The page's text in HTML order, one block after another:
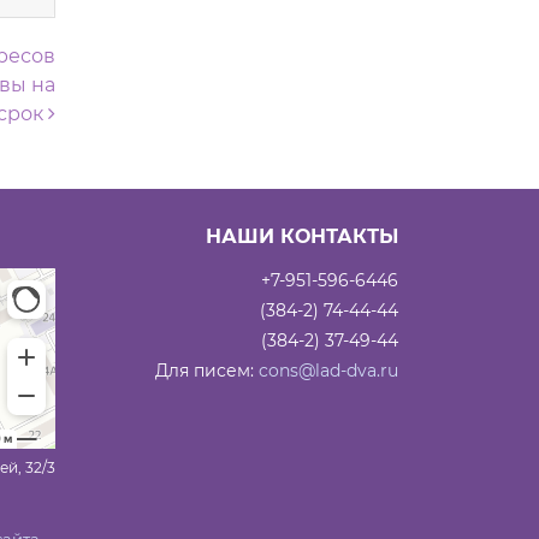
на
32/3
НАШИ КОНТАКТЫ
+7-951-596-6446
(384-2) 74-44-44
(384-2) 37-49-44
Для писем: cons@lad-dva.ru